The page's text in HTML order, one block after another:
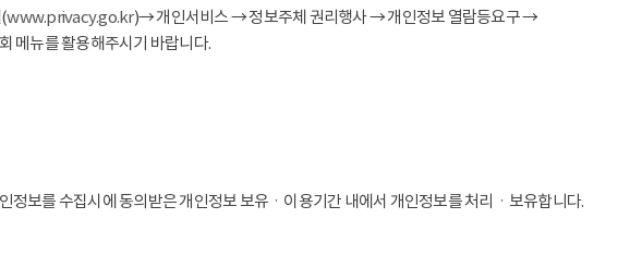
www.privacy.go.kr)→ 개인서비스 → 정보주체 권리행사 → 개인정보 열람등요구 →
메뉴를 활용해주시기 바랍니다.
보를 수집시에 동의받은 개인정보 보유ㆍ이용기간 내에서 개인정보를 처리ㆍ보유합니다.